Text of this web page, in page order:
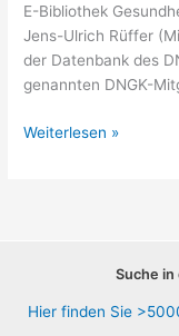
E-Bibliothek
Jens-Ulrich Rüffer
der Datenbank des
genannten DNGK-
J-
Weiterlesen »
Suche in
Hier finden Sie